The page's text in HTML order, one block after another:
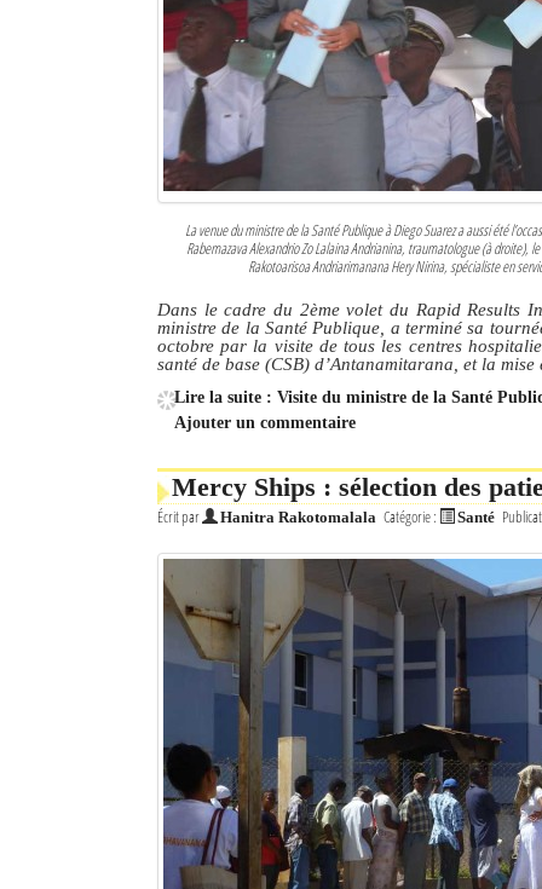
La venue du ministre de la Santé Publique à Diego Suarez a aussi été
Rabemazava Alexandrio Zo Lalaina Andrianina, traumatologue (à droite),
Rakotoarisoa Andriarimanana Hery Nirina, spécialiste en
Dans le cadre du 2ème volet du Rapid Results
ministre de la Santé Publique, a terminé sa
octobre par la visite de tous les centres
santé de base (CSB) d’Antanamitarana, et la
Lire la suite : Visite du ministre de la Santé
Ajouter un commentaire
Mercy Ships : sélection des
Écrit par Hanitra Rakotomalala Catégorie : Santé